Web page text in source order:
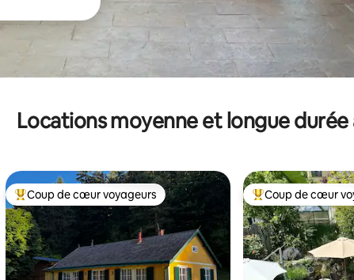
Locations moyenne et longue
Coups de cœur voyageurs les plus appréciés
Coup de cœur voyageurs Coups de cœur
Coup de cœur